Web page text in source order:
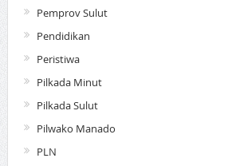
Pemprov Sulut
Pendidikan
Peristiwa
Pilkada Minut
Pilkada Sulut
Pilwako Manado
PLN